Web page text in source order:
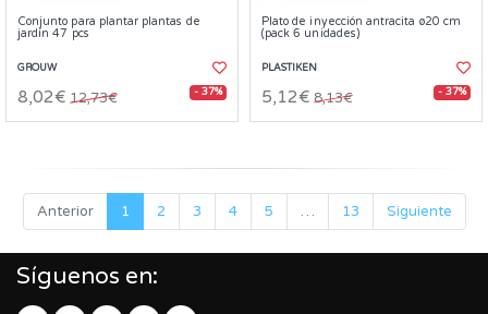
Conjunto para plantar plantas de
jardín 47 pcs
GROUW
8,02€ 12,73€ - 37%
Plato de inyección antracita ø20 cm
(pack 6 unidades)
PLASTIKEN
5,12€ 8,13€ - 37%
Anterior 1 2 3 4 5 … 13 Siguiente
Síguenos en: